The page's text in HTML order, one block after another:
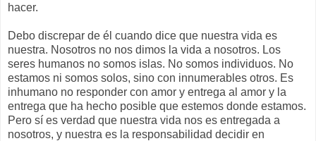
hacer.
Debo discrepar de él cuando dice que nuestra vida es
nuestra. Nosotros no nos dimos la vida a nosotros. Los
seres humanos no somos islas. No somos individuos. No
estamos ni somos solos, sino con innumerables otros. Es
inhumano no responder con amor y entrega al amor y la
entrega que ha hecho posible que estemos donde estamos.
Pero sí es verdad que nuestra vida nos es entregada a
nosotros, y nuestra es la responsabilidad decidir en